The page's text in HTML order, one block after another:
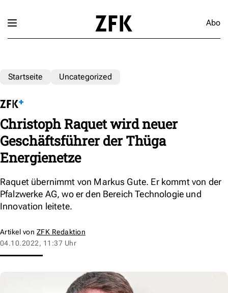
Abo
Startseite Uncategorized
Christoph Raquet wird neuer
Geschäftsführer der Thüga
Energienetze
Raquet übernimmt von Markus Gute. Er kommt von der
Pfalzwerke AG, wo er den Bereich Technologie und
Innovation leitete.
Artikel von ZFK Redaktion
04.10.2022, 11:37 Uhr